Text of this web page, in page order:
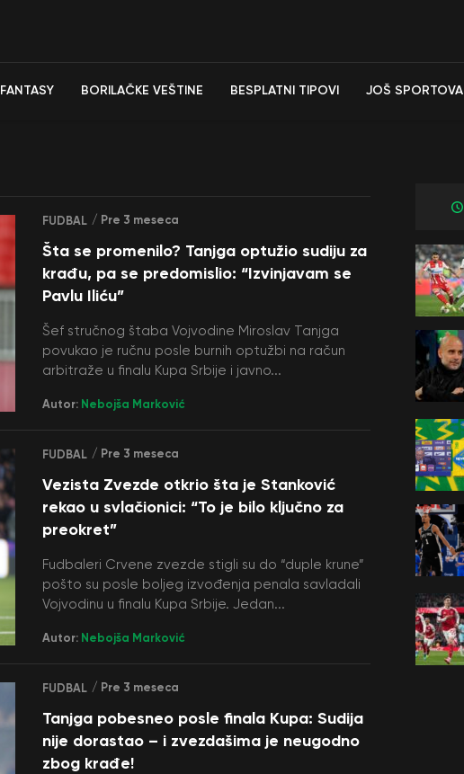
FANTASY BORILAČKE VEŠTINE BESPLATNI TIPOVI JOŠ SPORTOVA
FUDBAL / Pre 3 meseca
Šta se promenilo? Tanjga optužio sudiju za
krađu, pa se predomislio: “Izvinjavam se
Pavlu Iliću”
Šef stručnog štaba Vojvodine Miroslav Tanjga
povukao je ručnu posle burnih optužbi na račun
arbitraže u finalu Kupa Srbije i javno...
Autor: Nebojša Marković
FUDBAL / Pre 3 meseca
Vezista Zvezde otkrio šta je Stanković
rekao u svlačionici: “To je bilo ključno za
preokret”
Fudbaleri Crvene zvezde stigli su do “duple krune”
pošto su posle boljeg izvođenja penala savladali
Vojvodinu u finalu Kupa Srbije. Jedan...
Autor: Nebojša Marković
FUDBAL / Pre 3 meseca
Tanjga pobesneo posle finala Kupa: Sudija
nije dorastao – i zvezdašima je neugodno
zbog krađe!